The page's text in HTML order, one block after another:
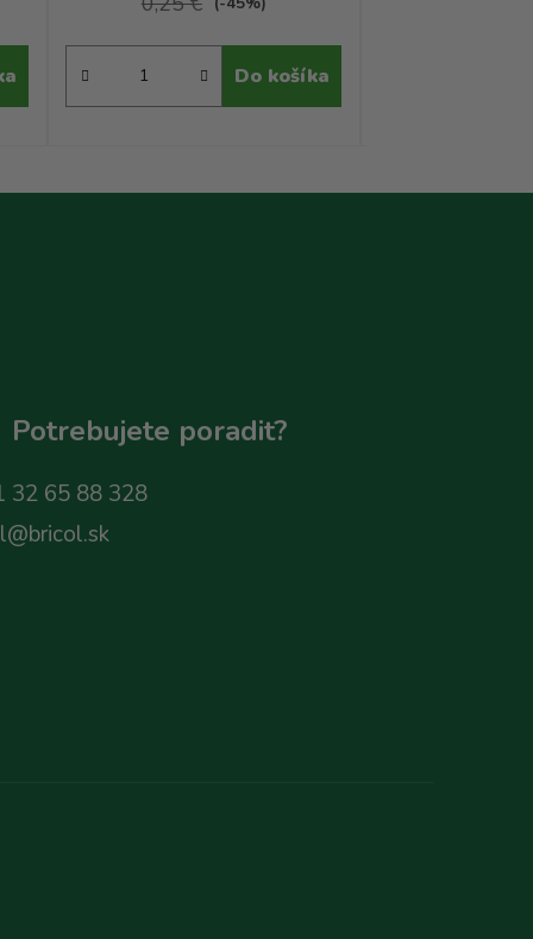
Do košíka
Potrebujete poradit?
32 65 88 328